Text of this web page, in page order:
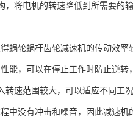
，将电机的转速降低到所需要的
蜗轮蜗杆齿轮减速机的传动效率
能，可以在停止工作时防止逆转
速范围较大，可以适应不同工况
中没有冲击和噪音，因此减速机